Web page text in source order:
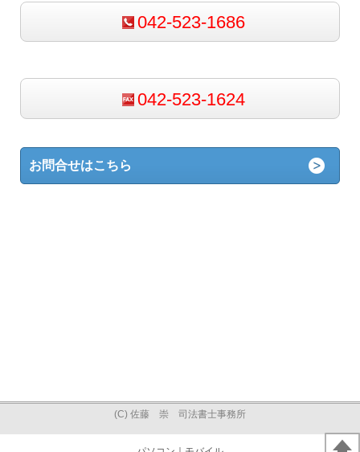
042-523-1686
042-523-1624
お問合せはこちら
(C) 佐藤 崇 司法書士事務所